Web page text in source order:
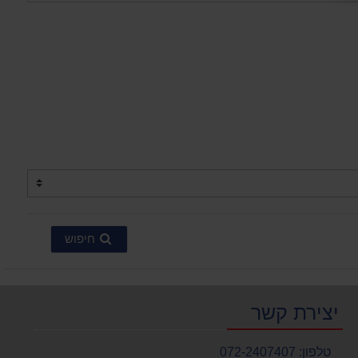
חיפוש
יצירת קשר
טלפון: 072-2407407